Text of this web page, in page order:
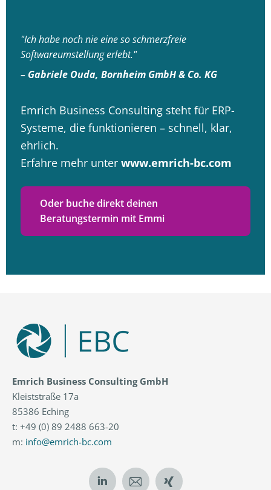
"Ich habe noch nie eine so schmerzfreie
Softwareumstellung erlebt."
– Gabriele Ouda, Bornheim GmbH & Co. KG
Emrich Business Consulting steht für ERP-
Systeme, die funktionieren – schnell, klar,
ehrlich.
Erfahre mehr unter www.emrich-bc.com
Oder buche direkt deinen
Beratungstermin mit Emmi
Emrich Business Consulting GmbH
Kleiststraße 17a
85386 Eching
t: +49 (0) 89 2488 663-20
m: info@emrich-bc.com